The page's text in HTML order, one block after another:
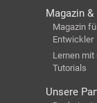
Magazin
Magazin
Entwickler
Lernen mit
Tutorials
Unsere